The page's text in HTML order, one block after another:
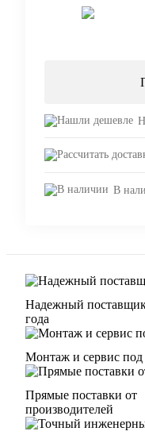
В
Надежный
года
Монтаж и сервис
Прямые поставки от
производителей